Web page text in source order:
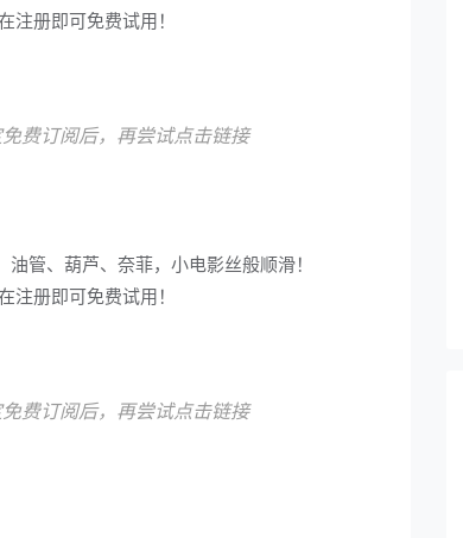
注册即可免费试用！
费订阅后，再尝试点击链接
管、葫芦、奈菲，小电影丝般顺滑！
注册即可免费试用！
费订阅后，再尝试点击链接